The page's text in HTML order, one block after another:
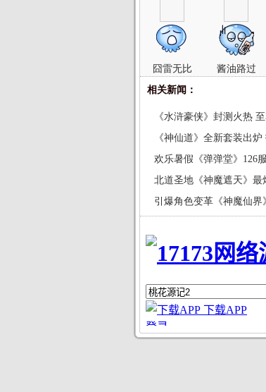
囧雷无比 酱油路过
相关新闻：
《水浒豪侠》封测火热
时
《神仙道》全新套装出
欢乐暑假《弹弹堂》126
北道圣地《神魔遮天》最
引爆角色变革《神魔仙